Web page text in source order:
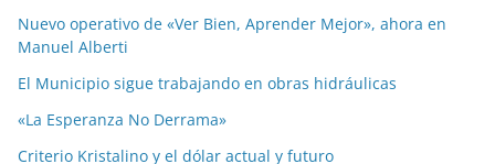
Nuevo operativo de «Ver Bien, Aprender Mejor», ahora en
Manuel Alberti
El Municipio sigue trabajando en obras hidráulicas
«La Esperanza No Derrama»
Criterio Kristalino y el dólar actual y futuro